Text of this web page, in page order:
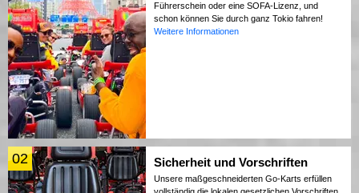
Führerschein oder eine SOFA-Lizenz, und
schon können Sie durch ganz Tokio fahren!
Weitere Informationen
02 Sicherheit und Vorschriften
Unsere maßgeschneiderten Go-Karts erfüllen